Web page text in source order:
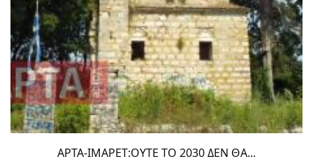
ΑΡΤΑ-ΙΜΑΡΕΤ:ΟΥΤΕ ΤΟ 2030 ΔΕΝ ΘΑ...